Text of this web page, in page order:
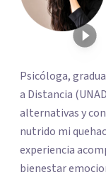
Psicóloga,
a Distancia
alternativas y
nutrido mi
experiencia
bienestar emocional.